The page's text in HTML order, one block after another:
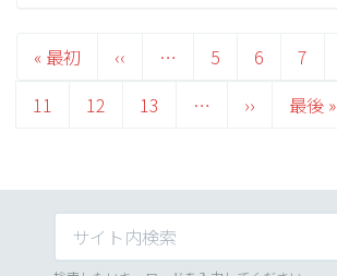
先
ペ
« 最初
前
‹‹ … Page
5 Page
6 Page
7
Page
11 Page
12 Page
13 …
次
››
最
最後 »
サイト内検索